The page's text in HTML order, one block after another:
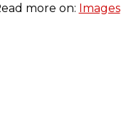
more on: Images